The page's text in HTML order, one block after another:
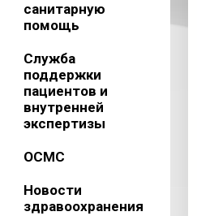
санитарную
помощь
Служба
поддержки
пациентов и
внутренней
экспертизы
ОСМС
Новости
здравоохранения